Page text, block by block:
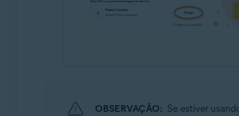
OBSERVAÇÃO: Se estiver